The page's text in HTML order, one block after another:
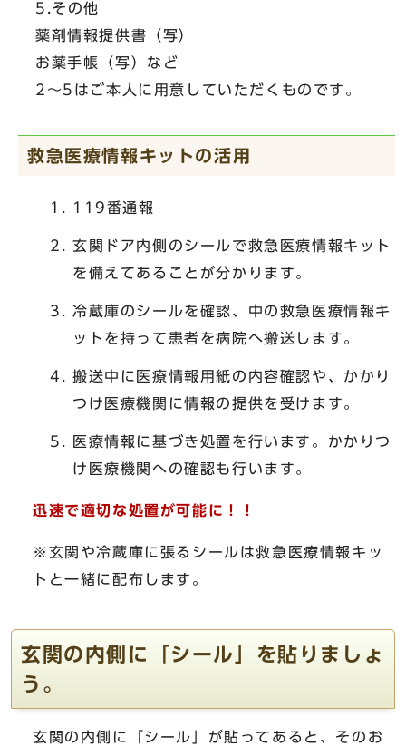
5.その他
薬剤情報提供書（写）
お薬手帳（写）など
2～5はご本人に用意していただくものです。
救急医療情報キットの活用
119番通報
玄関ドア内側のシールで救急医療情報キット
を備えてあることが分かります。
冷蔵庫のシールを確認、中の救急医療情報キ
ットを持って患者を病院へ搬送します。
搬送中に医療情報用紙の内容確認や、かかり
つけ医療機関に情報の提供を受けます。
医療情報に基づき処置を行います。かかりつ
け医療機関への確認も行います。
迅速で適切な処置が可能に！！
※玄関や冷蔵庫に張るシールは救急医療情報キッ
トと一緒に配布します。
玄関の内側に「シール」を貼りましょ
う。
玄関の内側に「シール」が貼ってあると、そのお